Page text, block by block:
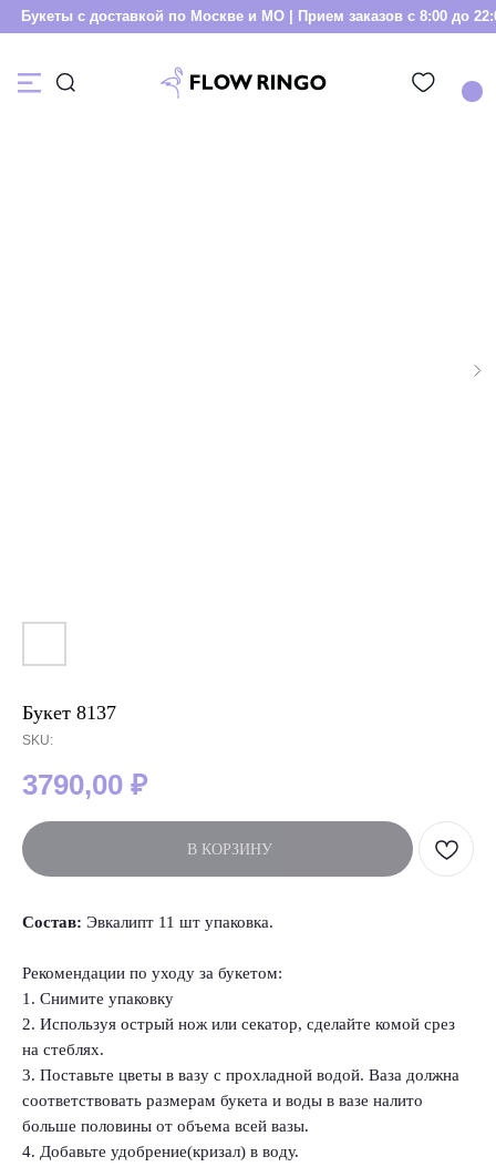
Букеты с доставкой по Москве и МО | Прием заказов с 8:00 до
Букет 8137
SKU:
3790,00 ₽
В КОРЗИНУ
Состав: Эвкалипт 11 шт упаковка.
Рекомендации по уходу за букетом:
1. Снимите упаковку
2. Используя острый нож или секатор, сделайте комой срез
на стеблях.
3. Поставьте цветы в вазу с прохладной водой. Ваза должна
соответствовать размерам букета и воды в вазе налито
больше половины от объема всей вазы.
4. Добавьте удобрение(кризал) в воду.